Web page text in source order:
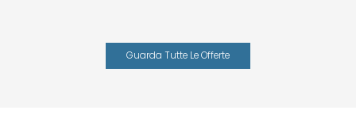
Guarda Tutte Le Offerte